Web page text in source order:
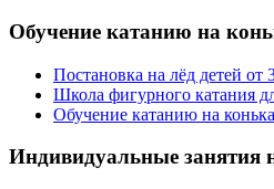
Обучение катанию на
Постановка на лёд детей от
Школа фигурного катания
Обучение катанию на
Индивидуальные занятия